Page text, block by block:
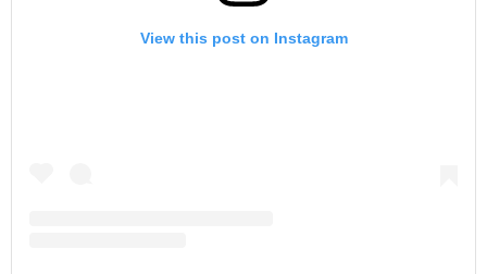
View this post on Instagram